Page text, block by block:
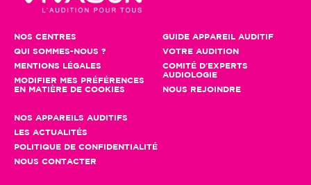
NOS CENTRES
QUI SOMMES-NOUS ?
MENTIONS LÉGALES
MODIFIER MES PRÉFÉRENCES
EN MATIÈRE DE COOKIES
GUIDE APPAREIL AUDITIF
VOTRE AUDITION
COMITÉ D'EXPERTS
AUDIOLOGIE
NOUS REJOINDRE
NOS APPAREILS AUDITIFS
LES ACTUALITÉS
POLITIQUE DE CONFIDENTIALITÉ
NOUS CONTACTER